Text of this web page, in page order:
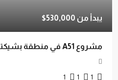
يبدأ من530,000$
مشروع A51 في منطقة بشيكتاش